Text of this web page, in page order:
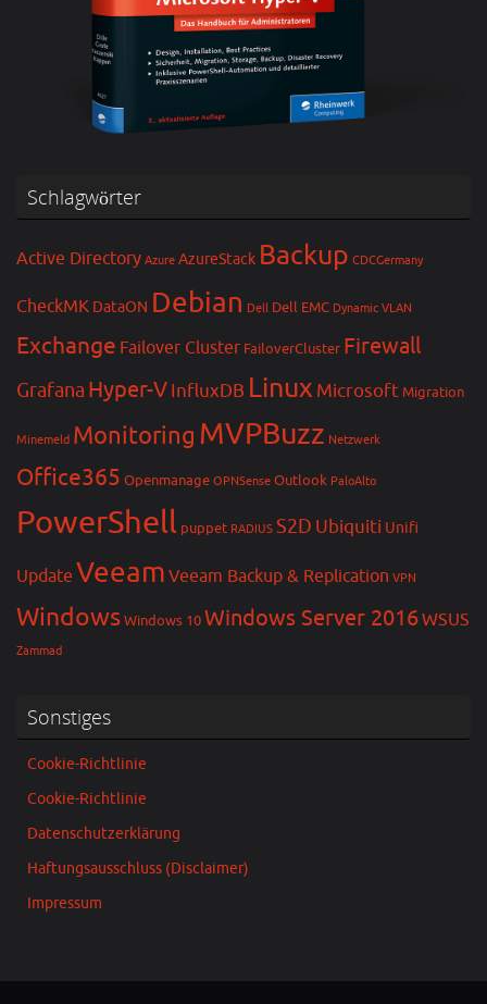
Schlagwörter
Active Directory Azure AzureStack Backup CDCGermany
CheckMK DataON Debian Dell Dell EMC Dynamic VLAN
Exchange Failover Cluster FailoverCluster Firewall
Grafana Hyper-VInfluxDB Linux Microsoft Migration
Minemeld Monitoring MVPBuzz Netzwerk
Office365 Openmanage OPNSense Outlook PaloAlto
PowerShell puppet RADIUS S2D Ubiquiti Unifi
Update Veeam Veeam Backup & Replication VPN
WindowsWindows 10Windows Server 2016WSUS
Zammad
Sonstiges
Cookie-Richtlinie
Cookie-Richtlinie
Datenschutzerklärung
Haftungsausschluss (Disclaimer)
Impressum